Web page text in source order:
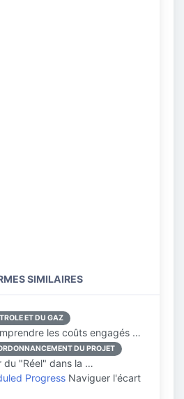
SIMILAIRES
ET DU GAZ
les coûts engagés …
DU PROJET
du "Réel" dans la …
Progress Naviguer l'écart